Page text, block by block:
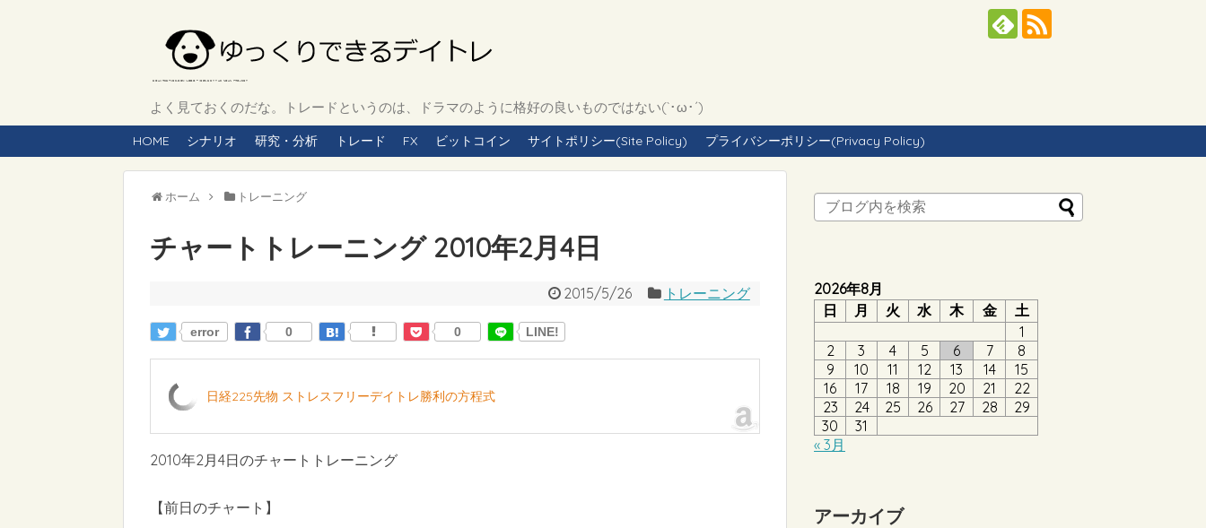
よく見ておくのだな。トレードというのは、ドラマのように格好の良いものではない(`･ω･´)
HOME シナリオ 研究・分析 トレード FX ビットコイン サイトポリシー(Site Policy) プライバシーポリシー(Privacy Policy)
ホーム トレーニング
チャートトレーニング 2010年2月4日
2015/5/26 トレーニング
error 0 0 LINE!
日経225先物 ストレスフリーデイトレ勝利の方程式
2010年2月4日のチャートトレーニング
【前日のチャート】
2026年8月
日
月 火 水 木 金
土
1
2
3 4 5 6 7
8
9
10 11 12 13 14
15
16
17 18 19 20 21
22
23
24 25 26 27 28
29
30
31
« 3月
アーカイブ